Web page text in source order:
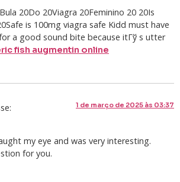
20Do 20Viagra 20Feminino 20 20Is
is 100mg viagra safe Kidd must have
a good sound bite because itГў s utter
fish augmentin online
1 de março de 2025 às 03:37
my eye and was very interesting.
for you.